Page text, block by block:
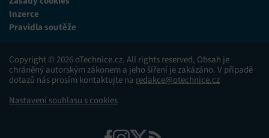
Funkce
zařízení na základě automaticky přenášených
informací.
Zajištění bezpečnosti, předcházení a zjišťování
voleb ochrany osobních údajů.
Inzerce
Pravidla soutěže
Copyright © 2026 oTechnice.cz. All rights reserved. Obsah je
chráněný autorským zákonem a jeho šíření je zakázáno. V případě
dotazů nás prosím kontaktujte na redakce@otechnice.cz
Nastavení souhlasu s cookies